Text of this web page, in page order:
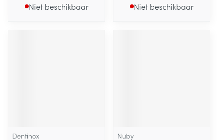
Niet beschikbaar Niet beschikbaar
Dentinox Nuby